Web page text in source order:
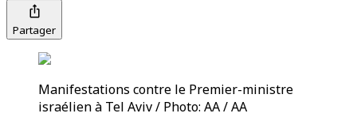
Partager
Manifestations contre le Premier-ministre
israélien à Tel Aviv / Photo: AA / AA